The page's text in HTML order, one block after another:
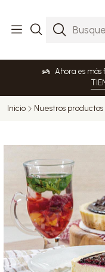
Ahora es más
Inicio Nuestros productos